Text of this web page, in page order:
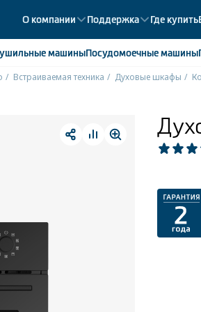
О компании Поддержка Где купить
машиныПосудомоечныемашины
Встраиваемая техника Духовые шкафы